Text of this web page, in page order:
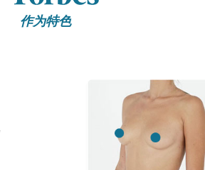
作为特色